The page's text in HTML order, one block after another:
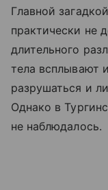
Главной
практически не
длительного
тела всплывают
разрушаться и
Однако в
не наблюдалось.